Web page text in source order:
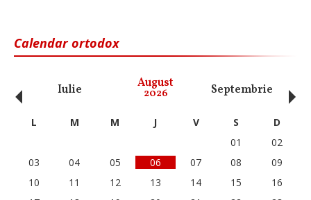
Calendar ortodox
Iulie August
2026 Septembrie
‹ L M M J V S
D
01
02
03
04 05 06 07 08
09
10
11 12 13 14 15
16